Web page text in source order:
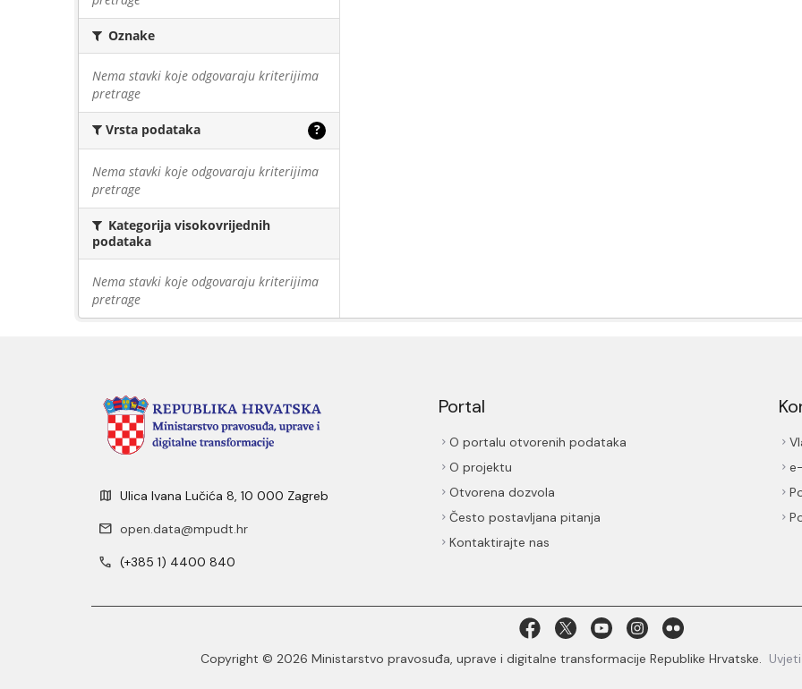
Oznake
Nema stavki koje odgovaraju kriterijima
pretrage
Vrsta podataka ?
Nema stavki koje odgovaraju kriterijima
pretrage
Kategorija visokovrijednih
podataka
Nema stavki koje odgovaraju kriterijima
pretrage